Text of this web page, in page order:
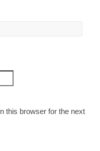
this browser for the next